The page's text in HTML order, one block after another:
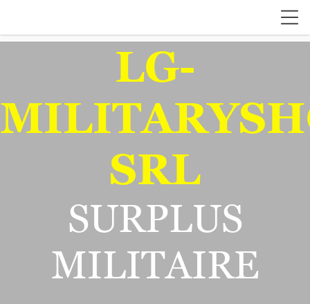
LG-
SRL
SURPLUS
MILITAIRE